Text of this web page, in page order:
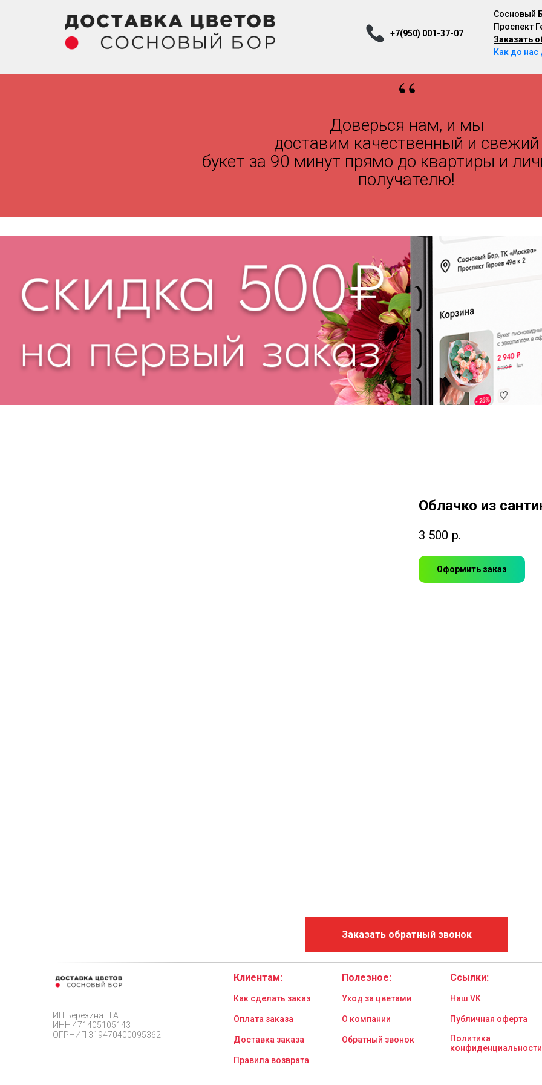
+7(950) 001-37-07
Cосновый
Проспект
Заказать
Как до нас
“
Доверься нам, и мы
доставим качественный и свежий
букет за 90 минут прямо до квартиры и
получателю!
Облачко из
3 500 р.
Оформить заказ
Заказать обратный звонок
ИП Березина Н.А.
ИНН 471405105143
ОГРНИП 319470400095362
Клиентам:
Как сделать заказ
Оплата заказа
Доставка заказа
Правила возврата
Полезное:
Уход за цветами
О компании
Обратный звонок
Ссылки:
Наш VK
Публичная оферта
Политика
конфиденциальности